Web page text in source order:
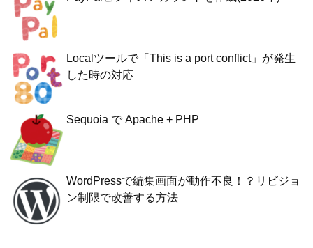
Localツールで「This is a port conflict」が発生
した時の対応
Sequoia で Apache + PHP
WordPressで編集画面が動作不良！？リビジョ
ン制限で改善する方法